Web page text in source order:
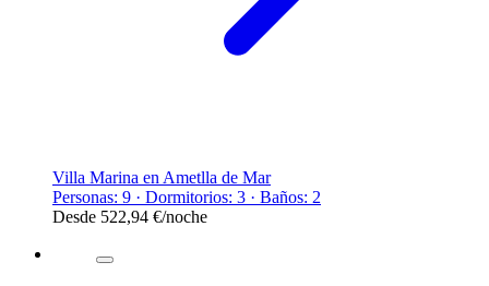
Villa Marina en Ametlla de Mar
Personas: 9 · Dormitorios: 3 · Baños: 2
Desde 522,94 €/noche